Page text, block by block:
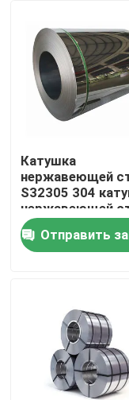
Дома
О Компании
Продукция
трубка круга
Катушка
нержавеющей
S32305 304
нержавеющей
зеркала
Отправить